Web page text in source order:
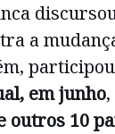
a
em junho
outros 10